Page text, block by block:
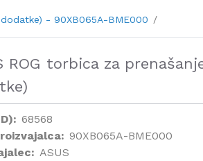
dodatke) - 90XB065A-BME000
ROG torbica za
68568
90XB065A-BME000
ASUS